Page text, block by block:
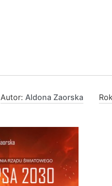
Autor: Aldona Zaorska